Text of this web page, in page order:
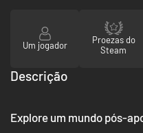
Um jogador
Proezas do
Steam
Descrição
Explore um mundo pós-